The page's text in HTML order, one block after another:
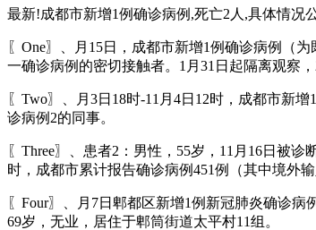
最新!成都市新增1例确诊病例,死亡2人,具体情况
〖One〗、月15日，成都市新增1例确诊病例（
一确诊病例的密切接触者。1月31日起隔离观察
〖Two〗、月3日18时-11月4日12时，成都市新
诊病例2的同事。
〖Three〗、患者2：男性，55岁，11月16日被
时，成都市累计报告确诊病例451例（其中境外
〖Four〗、月7日郫都区新增1例新冠肺炎确诊
69岁，无业，居住于郫筒街道太平村11组。